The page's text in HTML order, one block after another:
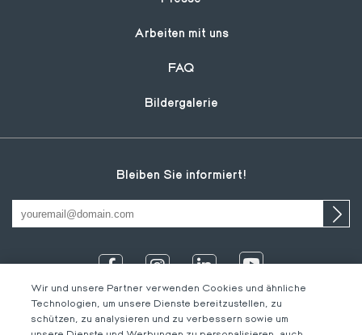
Arbeiten mit uns
FAQ
Bildergalerie
Bleiben Sie informiert!
Wir und unsere Partner verwenden Cookies und ähnliche
Technologien, um unsere Dienste bereitzustellen, zu
schützen, zu analysieren und zu verbessern sowie um